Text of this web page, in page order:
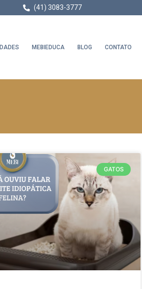
(41) 3083-3777
MEBIEDUCA BLOG CONTATO
GATOS